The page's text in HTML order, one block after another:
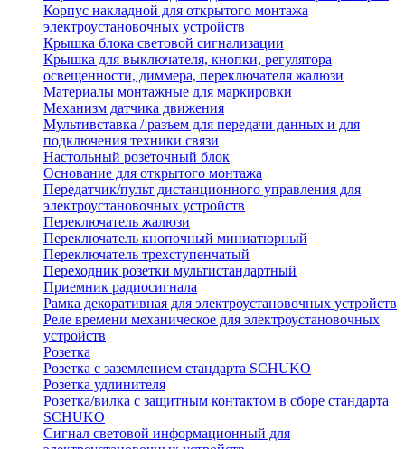
Корпус накладной для открытого монтажа
электроустановочных устройств
Крышка блока световой сигнализации
Крышка для выключателя, кнопки, регулятора
освещенности, диммера, переключателя жалюзи
Материалы монтажные для маркировки
Механизм датчика движения
Мультивставка / разъем для передачи данных и для
подключения техники связи
Настольный розеточный блок
Основание для открытого монтажа
Передатчик/пульт дистанционного управления для
электроустановочных устройств
Переключатель жалюзи
Переключатель кнопочный миниатюрный
Переключатель трехступенчатый
Переходник розетки мультистандартный
Приемник радиосигнала
Рамка декоративная для электроустановочных устройств
Реле времени механическое для электроустановочных
устройств
Розетка
Розетка с заземлением стандарта SCHUKO
Розетка удлинителя
Розетка/вилка с защитным контактом в сборе стандарта
SCHUKO
Сигнал световой информационный для